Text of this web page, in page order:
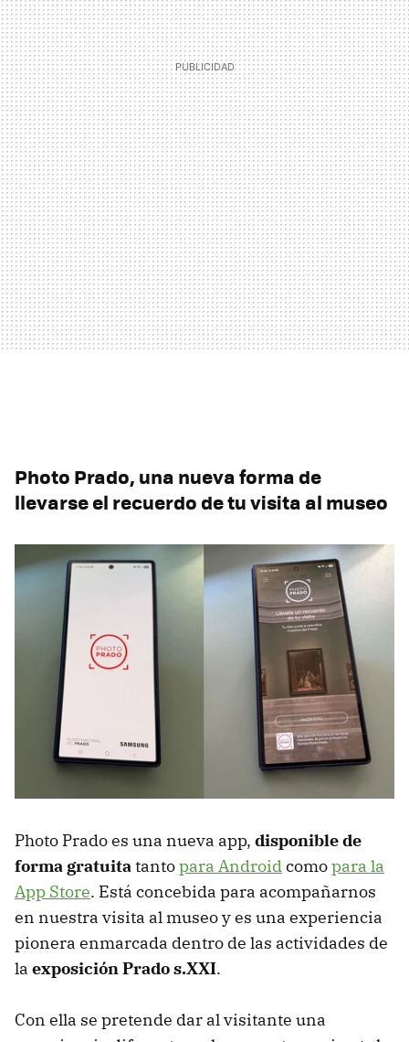
Photo Prado, una nueva forma de
llevarse el recuerdo de tu visita al museo
Photo Prado es una nueva app, disponible de
forma gratuitatantopara Androidcomopara la
App Store. Está concebida para acompañarnos
en nuestra visita al museo y es una experiencia
pionera enmarcada dentro de las actividades de
la exposición Prado s.XXI.
Con ella se pretende dar al visitante una